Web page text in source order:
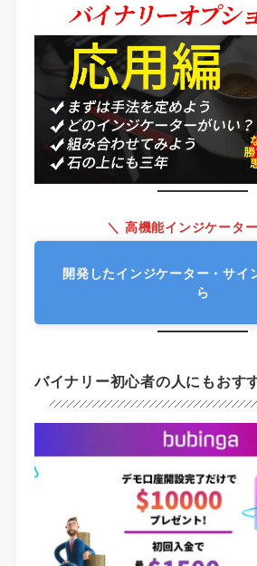
＼ 高機能インジケータ
開発したインジケーター・サイ
ら
バイナリー初心者の人にもおす